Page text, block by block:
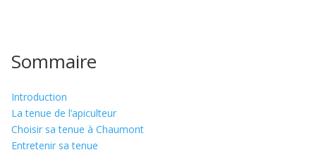
Sommaire
Introduction
La tenue de l’apiculteur
Choisir sa tenue à Chaumont
Entretenir sa tenue